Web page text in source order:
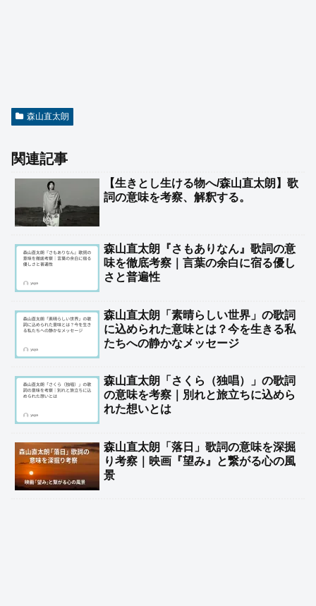
森山直太朗
関連記事
【生きとし生ける物へ/森山直太朗】歌
詞の意味を考察、解釈する。
森山直太朗『さもありなん』歌詞の意
味を徹底考察｜言葉の余白に宿る優し
さと普遍性
森山直太朗「素晴らしい世界」の歌詞
に込められた意味とは？今を生きる私
たちへの静かなメッセージ
森山直太朗「さくら（独唱）」の歌詞
の意味を考察｜別れと旅立ちに込めら
れた想いとは
森山直太朗「落日」歌詞の意味を深掘
り考察｜映画『望み』と繋がる心の風
景